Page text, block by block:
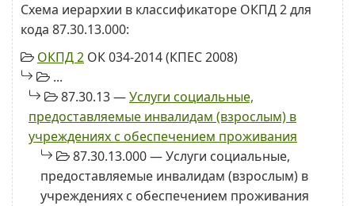
Схема иерархии в классификаторе ОКПД 2 для
кода 87.30.13.000:
ОКПД 2 ОК 034-2014 (КПЕС 2008)
...
87.30.13 —Услуги социальные,
предоставляемые инвалидам (взрослым) в
учреждениях с обеспечением проживания
87.30.13.000 — Услуги социальные,
предоставляемые инвалидам (взрослым) в
учреждениях с обеспечением проживания